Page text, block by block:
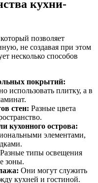
кухни-
позволяет
не создавая при этом
несколько способов
покрытий:
использовать плитку, а в
стен: Разные цвета
кухонного острова:
элементами,
Разные типы освещения
зоны.
Они могут служить
кухней и гостиной.